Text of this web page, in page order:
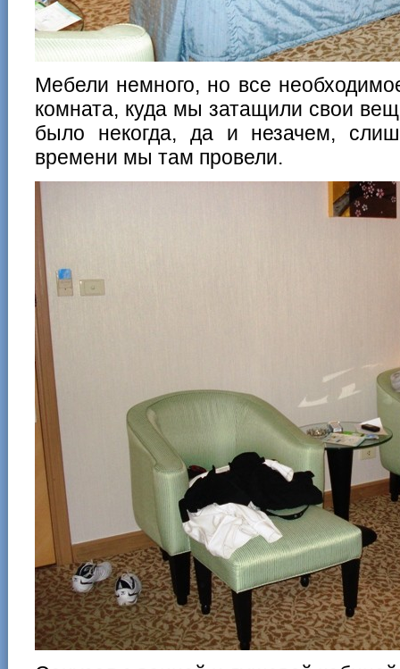
Мебели немного, но все
комната, куда мы затащили свои
было некогда, да и незачем,
времени мы там провели.